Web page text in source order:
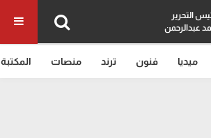
التحرير
عبدالرحمن
ميديا فنون ترند منصات المكتبة